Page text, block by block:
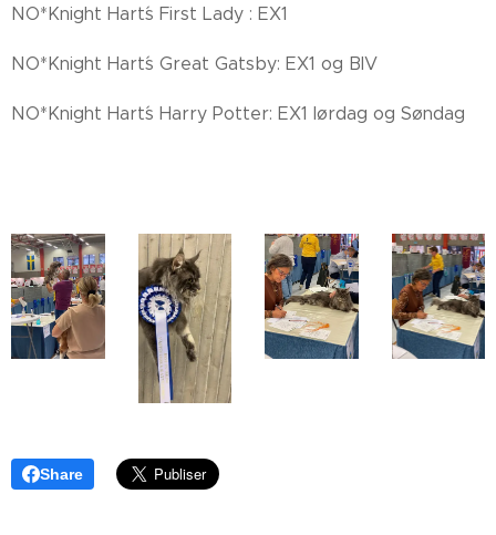
NO*Knight Hart´s First Lady : EX1
NO*Knight Hart´s Great Gatsby: EX1 og BIV
NO*Knight Hart´s Harry Potter: EX1 lørdag og Søndag
Share